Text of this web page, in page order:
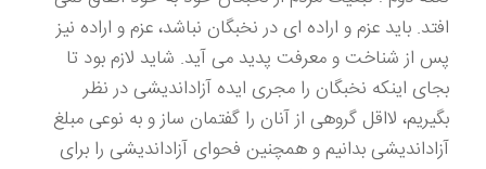
افتد. باید عزم و اراده ای در نخبگان نباشد، عزم و اراده نیز
پس از شناخت و معرفت پدید می آید. شاید لازم بود تا
بجای اینکه نخبگان را مجری ایده آزاداندیشی در نظر
بگیریم، لااقل گروهی از آنان را گفتمان ساز و به نوعی مبلغ
آزاداندیشی بدانیم و همچنین فحوای آزاداندیشی را برای